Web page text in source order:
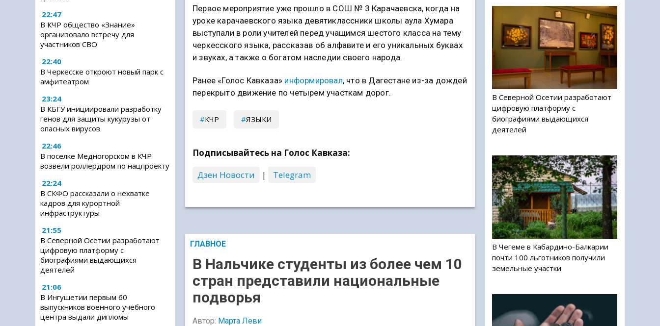
22:47
В КЧР общество «Знание»
организовало встречу для
участников СВО
22:40
В Черкесске откроют новый парк с
амфитеатром
23:24
В КБГУ инициировали разработку
генов для защиты кукурузы от
опасных вирусов
22:46
В поселке Медногорском в КЧР
возвели роллердром по нацпроекту
22:24
В СКФО рассказали о нехватке
кадров для курортной
инфраструктуры
21:55
В Северной Осетии разработают
цифровую платформу с
биографиями выдающихся
деятелей
21:06
В Ингушетии первым 60
выпускников военного учебного
центра выдали дипломы
Первое мероприятие уже прошло в СОШ № 3 Карачаевска, когда на
уроке карачаевского языка девятиклассники школы аула Хумара
выступали в роли учителей перед учащимся шестого класса на тему
черкесского языка, рассказав об алфавите и его уникальных буквах
и звуках, а также о богатом наследии своего народа.
Ранее «Голос Кавказа» информировал, что в Дагестане из-за дождей
перекрыто движение по четырем участкам дорог.
КЧР ЯЗЫКИ
Подписывайтесь на Голос Кавказа:
Дзен Новости
| Telegram
ГЛАВНОЕ
В Нальчике студенты из более чем 10
стран представили национальные
подворья
Автор: Марта Леви
В Северной Осетии разработают
цифровую платформу с
биографиями выдающихся
деятелей
В Чегеме в Кабардино-Балкарии
почти 100 льготников получили
земельные участки